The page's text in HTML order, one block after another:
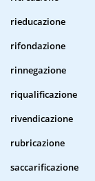
rieducazione
rifondazione
rinnegazione
riqualificazione
rivendicazione
rubricazione
saccarificazione